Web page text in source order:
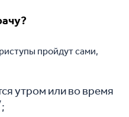
пройдут сами,
утром или во время
;